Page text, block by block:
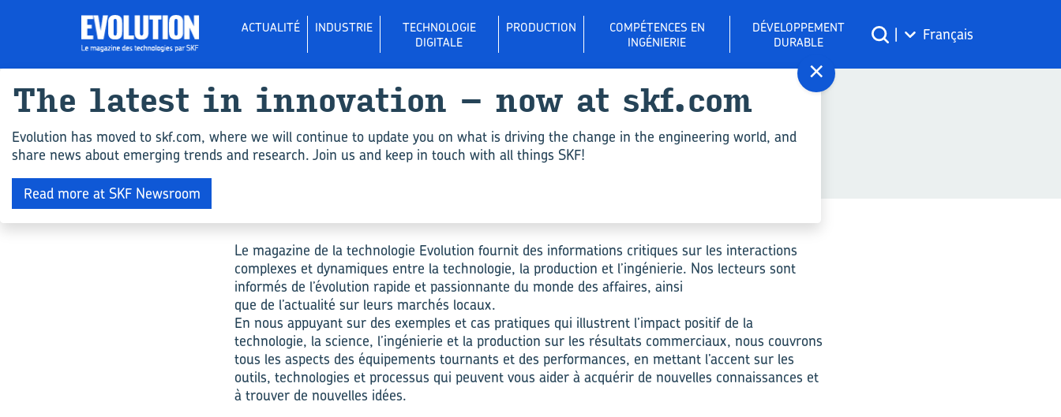
ACTUALITÉ INDUSTRIE
TECHNOLOGIE
DIGITALE
PRODUCTION
COMPÉTENCES EN
INGÉNIERIE
DÉVELOPPEMENT
DURABLE
| Français
Qui sommes-​nous ?
Le magazine de la technologie Evolution fournit des informations critiques sur les interactions
complexes et dynamiques entre la technologie, la production et l’ingénierie. Nos lecteurs sont
informés de l’évolution rapide et passionnante du monde des affaires, ainsi
que de l’actualité sur leurs marchés locaux.
En nous appuyant sur des exemples et cas pratiques qui illustrent l’impact positif de la
technologie, la science, l’ingénierie et la production sur les résultats commerciaux, nous couvrons
tous les aspects des équipements tournants et des performances, en mettant l’accent sur les
outils, technologies et processus qui peuvent vous aider à acquérir de nouvelles connaissances et
à trouver de nouvelles idées.
×
The la­test in in­no­va­tion – now at skf.com
Evolution has moved to skf.com, where we will continue to update you on what is driving the change in the engineering world, and
share news about emerging trends and research. Join us and keep in touch with all things SKF!
Read more at SKF Newsroom